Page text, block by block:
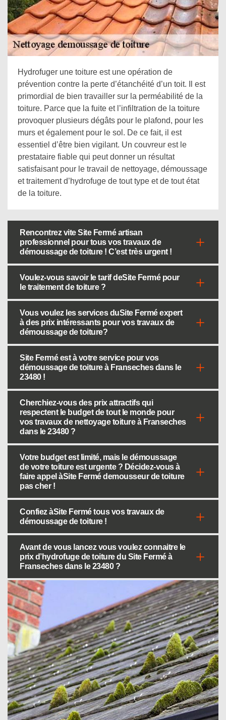
Hydrofuger une toiture est une opération de
prévention contre la perte d’étanchéité d’un toit. Il est
primordial de bien travailler sur la perméabilité de la
toiture. Parce que la fuite et l’infiltration de la toiture
provoquer plusieurs dégâts pour le plafond, pour les
murs et également pour le sol. De ce fait, il est
essentiel d’être bien vigilant. Un couvreur est le
prestataire fiable qui peut donner un résultat
satisfaisant pour le travail de nettoyage, démoussage
et traitement d’hydrofuge de tout type et de tout état
de la toiture.
Rencontrez vite Site Fermé artisan
professionnel pour tous vos travaux de
démoussage de toiture ! C’est très urgent !
Voulez-vous savoir le tarif deSite Fermé pour
le traitement de toiture ?
Vous voulez les services duSite Fermé expert
à des prix intéressants pour vos travaux de
démoussage de toiture?
Site Fermé est à votre service pour vos
démoussage de toiture à Franseches dans le
23480 !
Cherchiez-vous des prix attractifs qui
respectent le budget de tout le monde pour
vos travaux de nettoyage toiture à Franseches
dans le 23480 ?
Votre budget est limité, mais le démoussage
de votre toiture est urgente ? Décidez-vous à
faire appel àSite Fermé demousseur de toiture
pas cher !
Confiez àSite Fermé tous vos travaux de
démoussage de toiture !
Avant de vous lancez vous voulez connaitre le
prix d’hydrofuge de toiture du Site Fermé à
Franseches dans le 23480 ?